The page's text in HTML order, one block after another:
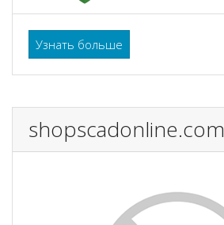
Узнать больше
shopscadonline.com